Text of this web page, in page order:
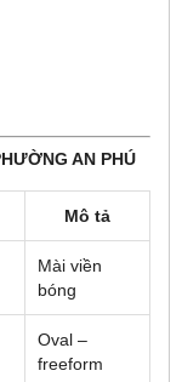
AN PHÚ
Mô tả
Mài viền
bóng
Oval –
freeform